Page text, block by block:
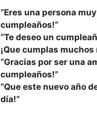
“Eres una persona
cumpleaños!”
“Te deseo un
¡Que cumplas muchos
“Gracias por ser una
cumpleaños!”
“Que este nuevo año
día!”